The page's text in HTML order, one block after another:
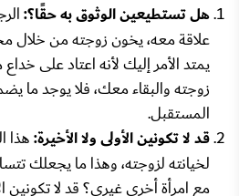
هل تستطيعين الوثوق به حقًا؟:
علاقة معه، يخون زوجته من خلال
يمتد الأمر إليك لأنه اعتاد على
زوجته والبقاء معك، فلا يوجد ما
المستقبل.
قد لا تكونين الأولى ولا الأخيرة:هذا
لخيانته لزوجته، وهذا ما يجعلك
مع امرأة أخرى غيري؟ قد لا تكونين